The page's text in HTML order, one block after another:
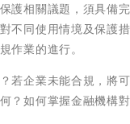
護相關議題，須具備
不同使用情境及保護
作業的進行。
若企業未能合規，將
？如何掌握金融機構